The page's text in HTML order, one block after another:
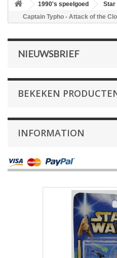
1990's speelgoed Star
Captain Typho - Attack of the
NIEUWSBRIEF
BEKEKEN
INFORMATION